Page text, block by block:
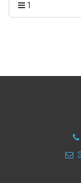
1